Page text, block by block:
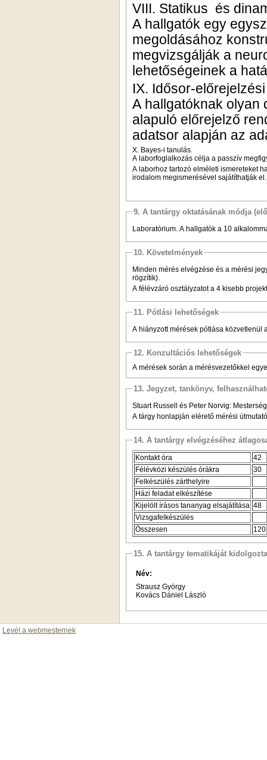
VIII. Statikus és
A hallgatók egy
megoldásához
megvizsgálják a
lehetőségeinek a
IX. Idősor-
A hallgatóknak olyan
alapuló előrejelző
adatsor alapján az
X. Bayes-i tanulás.
A laborfoglalkozás célja a passzív
A laborhoz tartozó elméleti ismereteket
irodalom megismerésével sajátíthatják el.
9. A tantárgy oktatásának módja
Laboratórium. A hallgatók a 10
10. Követelmények
Minden mérés elvégzése és a mérési
rögzítik).
A félévzáró osztályzatot a 4 kisebb
11. Pótlási lehetőségek
A hiányzott mérések pótlása közvetlenül
12. Konzultációs lehetőségek
A mérések során a mérésvezetőkkel
13. Jegyzet, tankönyv,
Stuart Russell és Peter Norvig:
A tárgy honlapján elérető mérési
14. A tantárgy elvégzéséhez
Kontakt óra
42
Félévközi készülés órákra
30
Felkészülés zárthelyire
Házi feladat elkészítése
Kijelölt írásos tananyag elsajátítása 48
Vizsgafelkészülés
Összesen
120
15. A tantárgy tematikáját kidolgozta
Név:
Strausz György
Kovács Dániel László
Levél a webmesternek